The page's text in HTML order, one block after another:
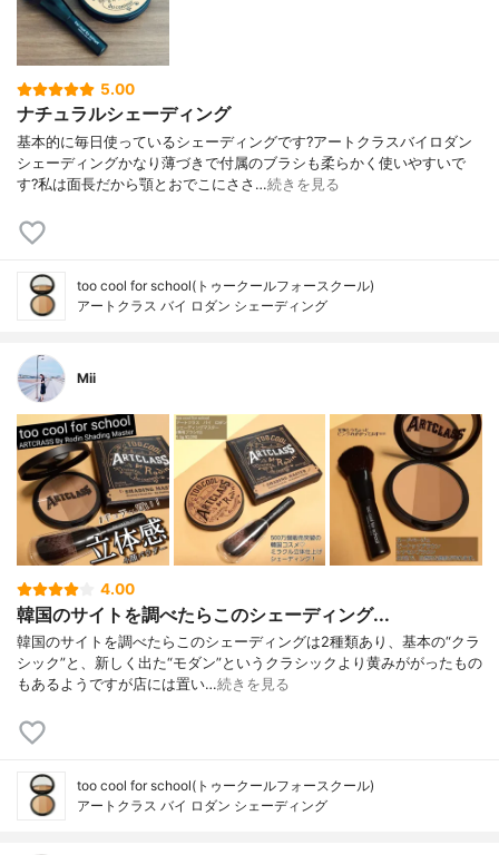
5.00
ナチュラルシェーディング
基本的に毎日使っているシェーディングです?アートクラスバイロダン
シェーディングかなり薄づきで付属のブラシも柔らかく使いやすいで
す?私は面長だから顎とおでこにささ…続きを見る
too cool for school(トゥークールフォースクール)
アートクラス バイ ロダン シェーディング
Mii
4.00
韓国のサイトを調べたらこのシェーディング...
韓国のサイトを調べたらこのシェーディングは2種類あり、基本の“クラ
シック”と、新しく出た“モダン”というクラシックより黄みががったもの
もあるようですが店には置い…続きを見る
too cool for school(トゥークールフォースクール)
アートクラス バイ ロダン シェーディング